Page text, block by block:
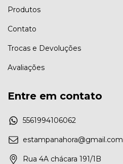
Produtos
Contato
Trocas e Devoluções
Avaliações
Entre em contato
5561994106062
estampanahora@gmail.com
Rua 4A chácara 191/1B